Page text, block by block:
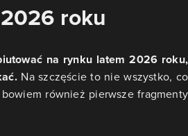
roku
na rynku latem 2026 roku,
Na szczęście to nie wszystko, co
również pierwsze fragmenty